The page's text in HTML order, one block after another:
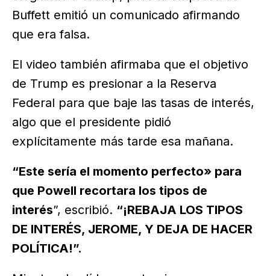
Buffett emitió un comunicado afirmando
que era falsa.
El video también afirmaba que el objetivo
de Trump es presionar a la Reserva
Federal para que baje las tasas de interés,
algo que el presidente pidió
explícitamente más tarde esa mañana.
“Este sería el momento perfecto» para
que Powell recortara los tipos de
interés”, escribió. “¡REBAJA LOS TIPOS
DE INTERÉS, JEROME, Y DEJA DE HACER
POLÍTICA!”.